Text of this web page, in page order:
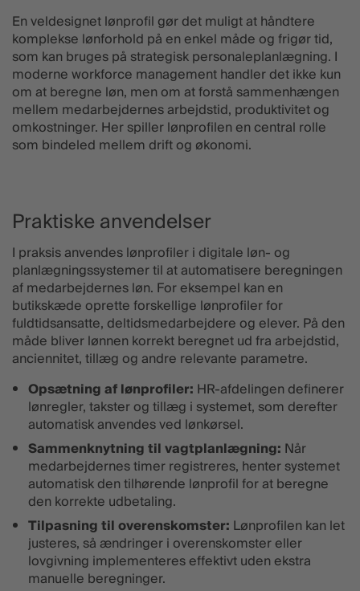
En veldesignet lønprofil gør det muligt at håndtere
komplekse lønforhold på en enkel måde og frigør tid,
som kan bruges på strategisk personaleplanlægning. I
moderne workforce management handler det ikke kun
om at beregne løn, men om at forstå sammenhængen
mellem medarbejdernes arbejdstid, produktivitet og
omkostninger. Her spiller lønprofilen en central rolle
som bindeled mellem drift og økonomi.
Praktiske anvendelser
I praksis anvendes lønprofiler i digitale løn- og
planlægningssystemer til at automatisere beregningen
af medarbejdernes løn. For eksempel kan en
butikskæde oprette forskellige lønprofiler for
fuldtidsansatte, deltidsmedarbejdere og elever. På den
måde bliver lønnen korrekt beregnet ud fra arbejdstid,
anciennitet, tillæg og andre relevante parametre.
Opsætning af lønprofiler: HR-afdelingen definerer
lønregler, takster og tillæg i systemet, som derefter
automatisk anvendes ved lønkørsel.
Sammenknytning til vagtplanlægning: Når
medarbejdernes timer registreres, henter systemet
automatisk den tilhørende lønprofil for at beregne
den korrekte udbetaling.
Tilpasning til overenskomster: Lønprofilen kan let
justeres, så ændringer i overenskomster eller
lovgivning implementeres effektivt uden ekstra
manuelle beregninger.